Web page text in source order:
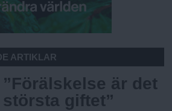
ARTIKLAR
”Förälskelse är det
största giftet”